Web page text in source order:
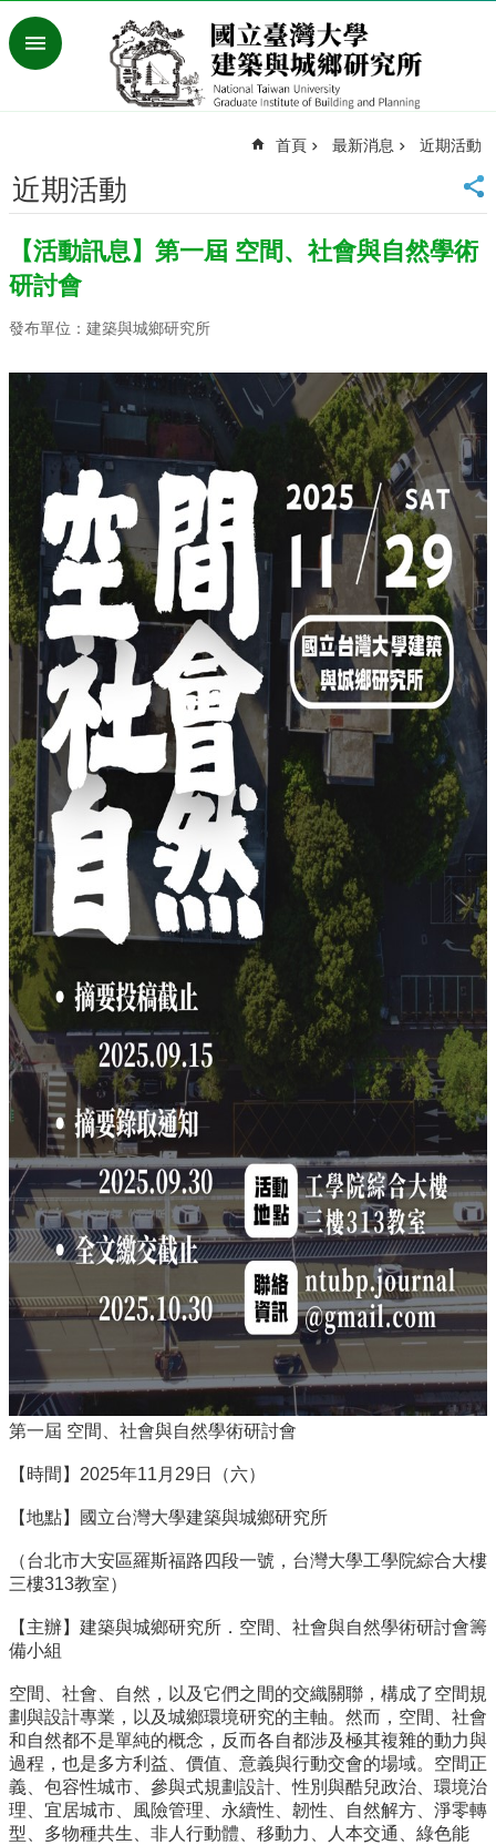
跳到主要內容區塊
進
灣
大
首
頁
English
系
介
所
成
員
招
資
訊
課
程
資
訊
與
成
果
學
術
實
踐
國
流
規
定
與
表
校
友
專
區
所
基
捐
款
相
關
資
源
臺
灣
大
學
首
頁
首頁 最新消息 近期活動
近期活動
【活動訊息】第一屆 空間、社會與自然學術
研討會
發布單位：建築與城鄉研究所
第一屆 空間、社會與自然學術研討會
【時間】2025年11月29日（六）
【地點】國立台灣大學建築與城鄉研究所
（台北市大安區羅斯福路四段一號，台灣大學工學院綜合大樓
三樓313教室）
【主辦】建築與城鄉研究所．空間、社會與自然學術研討會籌
備小組
空間、社會、自然，以及它們之間的交織關聯，構成了空間規
劃與設計專業，以及城鄉環境研究的主軸。然而，空間、社會
和自然都不是單純的概念，反而各自都涉及極其複雜的動力與
過程，也是多方利益、價值、意義與行動交會的場域。空間正
義、包容性城市、參與式規劃設計、性別與酷兒政治、環境治
理、宜居城市、風險管理、永續性、韌性、自然解方、淨零轉
型、多物種共生、非人行動體、移動力、人本交通、綠色能